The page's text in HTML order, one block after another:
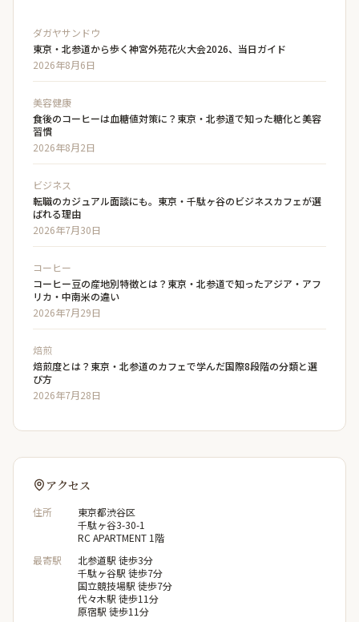
ダガヤサンドウ
東京・北参道から歩く神宮外苑花火大会2026、当日ガイド
2026年8月6日
美容健康
食後のコーヒーは血糖値対策に？東京・北参道で知った糖化と美容
習慣
2026年8月2日
ビジネス
転職のカジュアル面談にも。東京・千駄ヶ谷のビジネスカフェが選
ばれる理由
2026年7月30日
コーヒー
コーヒー豆の産地別特徴とは？東京・北参道で知ったアジア・アフ
リカ・中南米の違い
2026年7月29日
焙煎
焙煎度とは？東京・北参道のカフェで学んだ国際8段階の分類と選
び方
2026年7月28日
アクセス
住所
東京都渋谷区
千駄ヶ谷3-30-1
RC APARTMENT 1階
最寄駅
北参道駅 徒歩3分
千駄ヶ谷駅 徒歩7分
国立競技場駅 徒歩7分
代々木駅 徒歩11分
原宿駅 徒歩11分